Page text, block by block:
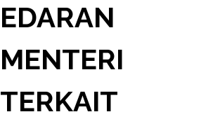
EDARAN
MENTERI
TERKAIT